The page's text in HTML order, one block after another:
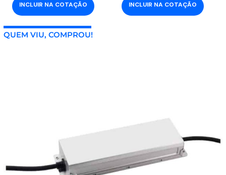
INCLUIR NA COTAÇÃO INCLUIR NA COTAÇÃO
QUEM VIU, COMPROU!